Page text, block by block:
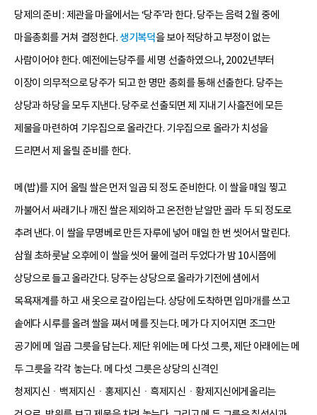
당제의 준비 : 제관을 마을에서는 ‘당주’라 한다. 당주는 음력 2월 중에
마을총회를 거쳐 결정한다.생기복덕을 보아 적당하고 부정이 없는
사람이어야 한다. 예전에는당주를 세 명 선출하였으나, 2002년부터
이장이 의무적으로 당주가 되고 한 명만 총회를 통해 선출한다. 당주는
상당과 하당을 모두 지낸다. 당주로 선출되면 제 지내기 사흘전에 모든
제물을 마련하여 기우집으로 올라간다. 기우집으로 올라가 치성을
드리면서 제 올릴 준비를 한다.
메(밥)를 지어 올릴 쌀은 먼저 일곱 되 정도 준비한다. 이 쌀을 매일 찧고
까불어서 싸래기나 깨진 쌀은 제외하고 온전한 낟알만 골라 두 되 정도로
추려 낸다. 이 쌀을 무명베로 만든 자루에 넣어 매일 한 번 씻어서 말린다.
삼월 초하룻날 오후에 이 쌀을 씻어 물에 걸러 두었다가 밤 10시쯤에
상당으로 들고 올라간다. 당주는 상당으로 올라가기전에 샘에서
목욕재계를 하고 새 옷으로 갈아입는다. 상당에 도착하면 입마개를 쓰고
솥에다 시루를 올려 쌀을 쪄서 메를 짓는다. 메가 다 지어지면 조그만
공기에 메 일곱 그릇을 담는다. 제단 위에는 메 다섯 그릇, 제단 아래에는 메
두 그릇을 각각 놓는다. 메 다섯 그릇은 상당의 신격인
청제지신ㆍ백제지신ㆍ홍제지신ㆍ흑제지신ㆍ황제지신에게올리는